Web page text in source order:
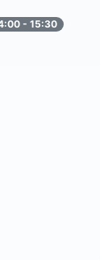
- 15:30